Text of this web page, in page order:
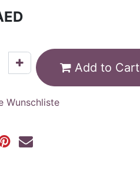
Add to Cart
Wunschliste